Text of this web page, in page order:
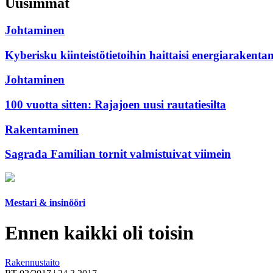
Johtaminen
Kyberisku kiinteistötietoihin haittaisi
Johtaminen
100 vuotta sitten: Rajajoen uusi rautatiesilta
Rakentaminen
Sagrada Familian tornit valmistuivat viimein
Mestari & insinööri
Ennen kaikki oli toisin
Rakennustaito